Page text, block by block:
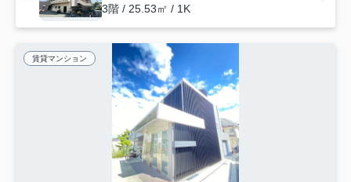
3階 / 25.53㎡ / 1K
賃貸マンション